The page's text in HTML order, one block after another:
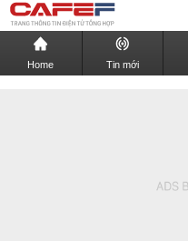
Home Tin mới